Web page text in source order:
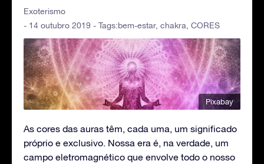
Exoterismo
- 14 outubro 2019 - Tags:bem-estar, chakra CORES
Pixabay
As cores das auras têm, cada uma, um significado
próprio e exclusivo. Nossa era é, na verdade, um
campo eletromagnético que envolve todo o nosso